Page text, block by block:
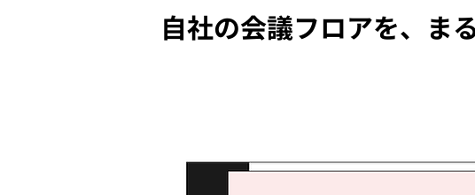
自社の会議フロアを、ま